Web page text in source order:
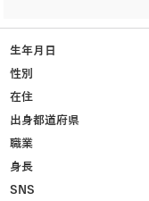
生年月日
性別
在住
出身都道府県
職業
身長
SNS